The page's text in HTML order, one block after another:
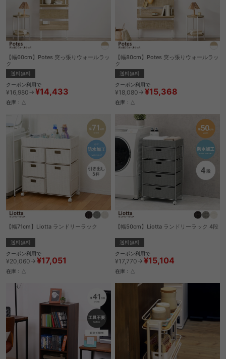
【幅60cm】Potes 突っ張りウォールラッ
ク
送料無料
クーポン利用で
¥16,980→ ¥14,433
在庫：△
【幅80cm】Potes 突っ張りウォールラッ
ク
送料無料
クーポン利用で
¥18,080→ ¥15,368
在庫：△
【幅71cm】Liotta ランドリーラック
送料無料
クーポン利用で
¥20,060→ ¥17,051
在庫：△
【幅50cm】Liotta ランドリーラック 4段
送料無料
クーポン利用で
¥17,770→ ¥15,104
在庫：△